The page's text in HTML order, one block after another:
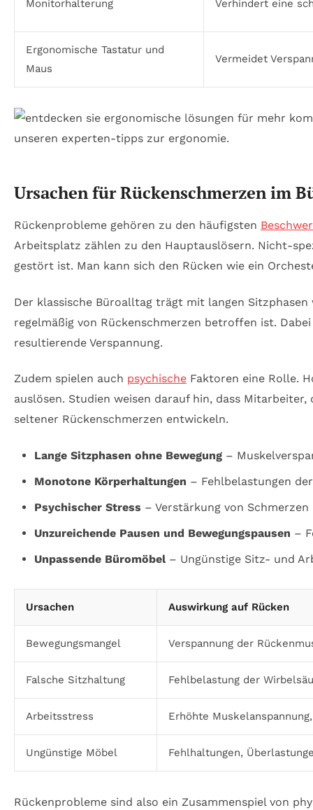
Monitorhalterung Verhindert eine
Ergonomische Tastatur und
Maus
Vermeidet
Ursachen für Rückenschmerzen im
Rückenprobleme gehören zu den häufigsten
Arbeitsplatz zählen zu den Hauptauslösern. Nicht-
gestört ist. Man kann sich den Rücken wie ein
Der klassische Büroalltag trägt mit langen
regelmäßig von Rückenschmerzen betroffen ist.
resultierende Verspannung.
Zudem spielen auch psychische Faktoren eine Rolle.
auslösen. Studien weisen darauf hin, dass
seltener Rückenschmerzen entwickeln.
Lange Sitzphasen ohne Bewegung–
Monotone Körperhaltungen – Fehlbelastungen
Psychischer Stress – Verstärkung von Schmerzen
Unzureichende Pausen und Bewegungspausen –
Unpassende Büromöbel– Ungünstige Sitz- und
Ursachen Auswirkung auf Rücken
Bewegungsmangel Verspannung der
Falsche Sitzhaltung Fehlbelastung der
Arbeitsstress Erhöhte
Ungünstige Möbel Fehlhaltungen,
Rückenprobleme sind also ein Zusammenspiel von